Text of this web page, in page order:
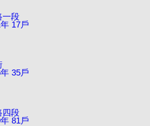
一段
17戶
35戶
四段
81戶